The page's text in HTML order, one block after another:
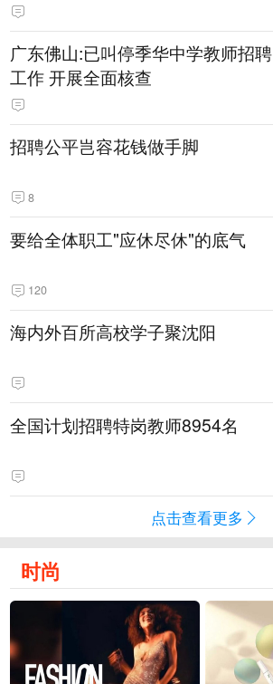
广东佛山:已叫停季华中学教师招聘
工作 开展全面核查
招聘公平岂容花钱做手脚
8
要给全体职工"应休尽休"的底气
120
海内外百所高校学子聚沈阳
全国计划招聘特岗教师8954名
点击查看更多
时尚